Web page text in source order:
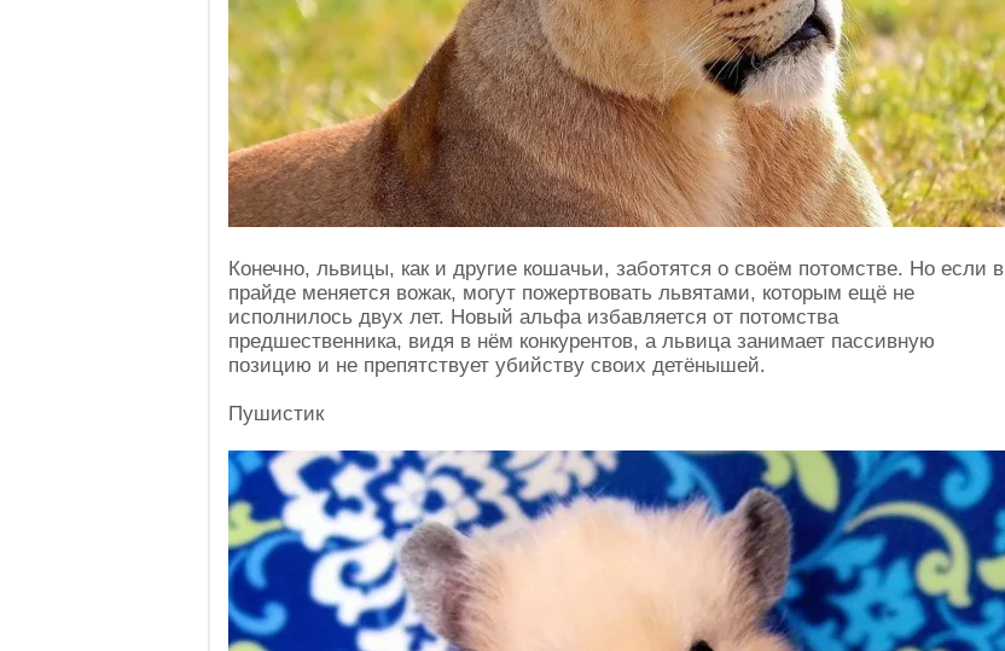
Конечно, львицы, как и другие кошачьи, заботятся о своём потомстве. Но если в
прайде меняется вожак, могут пожертвовать львятами, которым ещё не
исполнилось двух лет. Новый альфа избавляется от потомства
предшественника, видя в нём конкурентов, а львица занимает пассивную
позицию и не препятствует убийству своих детёнышей.
Пушистик